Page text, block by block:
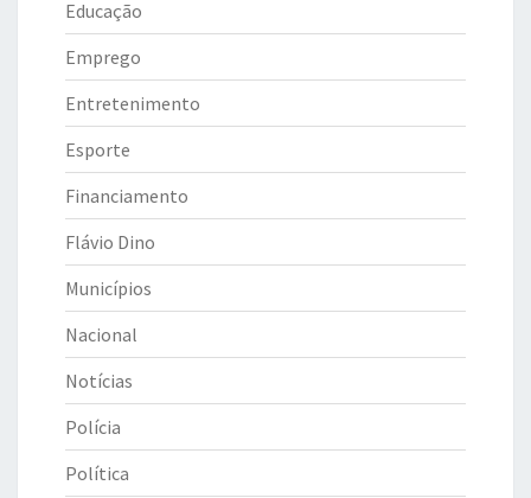
Educação
Emprego
Entretenimento
Esporte
Financiamento
Flávio Dino
Municípios
Nacional
Notícias
Polícia
Política